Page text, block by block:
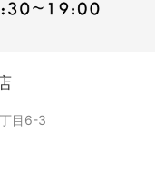
目6-3